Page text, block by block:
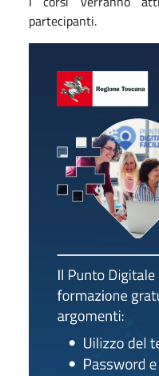
partecipanti.